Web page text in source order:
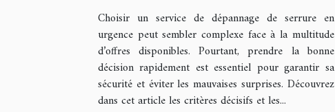
serrure rapidement
Choisir un service de dépannage de serrure en
urgence peut sembler complexe face à la multitude
d’offres disponibles. Pourtant, prendre la bonne
décision rapidement est essentiel pour garantir sa
sécurité et éviter les mauvaises surprises. Découvrez
dans cet article les critères décisifs et les...